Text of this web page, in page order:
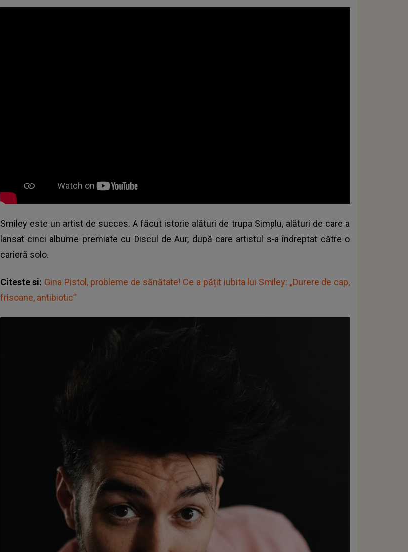
Smiley este un artist de succes. A făcut istorie alături de trupa Simplu, alături de care a
lansat cinci albume premiate cu Discul de Aur, după care artistul s-a îndreptat către o
carieră solo.
Citeste si: Gina Pistol, probleme de sănătate! Ce a pățit iubita lui Smiley: „Durere de cap,
frisoane, antibiotic”